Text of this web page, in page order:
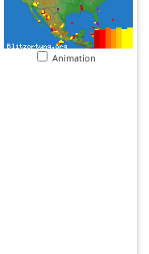
Animation